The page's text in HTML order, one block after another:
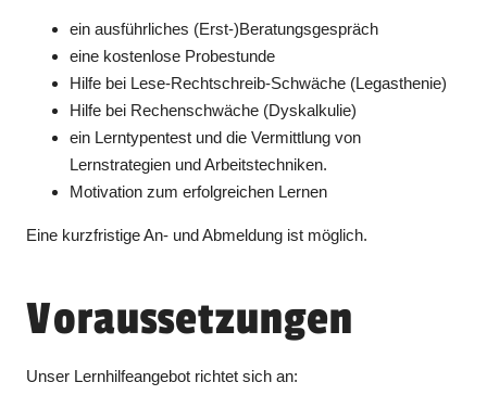
ein ausführliches (Erst-)Beratungsgespräch
eine kostenlose Probestunde
Hilfe bei Lese-Rechtschreib-Schwäche (Legasthenie)
Hilfe bei Rechenschwäche (Dyskalkulie)
ein Lerntypentest und die Vermittlung von
Lernstrategien und Arbeitstechniken.
Motivation zum erfolgreichen Lernen
Eine kurzfristige An- und Abmeldung ist möglich.
Voraussetzungen
Unser Lernhilfeangebot richtet sich an: